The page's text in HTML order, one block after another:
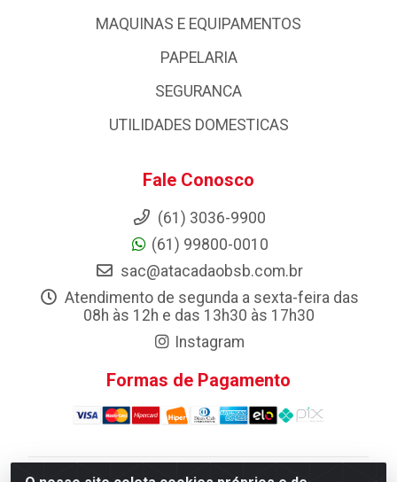
MAQUINAS E EQUIPAMENTOS
PAPELARIA
SEGURANCA
UTILIDADES DOMESTICAS
Fale Conosco
(61) 3036-9900
(61) 99800-0010
sac@atacadaobsb.com.br
Atendimento de segunda a sexta-feira das
08h às 12h e das 13h30 às 17h30
Instagram
Formas de Pagamento